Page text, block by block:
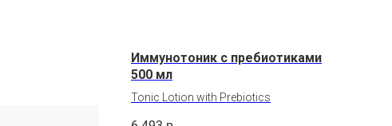
Иммунотоник с пребиотиками
500 мл
Tonic Lotion with Prebiotics